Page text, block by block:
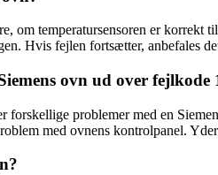
om temperatursensoren er
Hvis fejlen fortsætter, anbefales
ovn ud over fejlkode
problemer med en
med ovnens kontrolpanel.